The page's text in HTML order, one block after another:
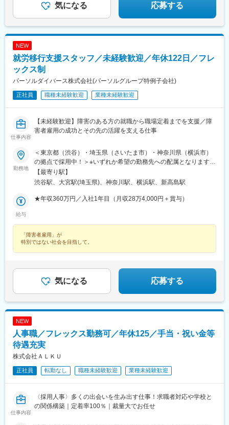
OS：Linux（Rocky）
サーバーサイド言語：PHP
データベース言語：MySQL
フロントエンド言語：Vue.js
変更の範囲：会社の定める業務
気になる 応募する
NEW
就労移行支援スタッフ／未経験歓迎／年休122日／フレ
ックス制
パーソルダイバース株式会社(パーソルグループ特例子会社)
正社員 職種未経験歓迎 業種未経験歓迎
仕事内容
【未経験歓迎】障害のある方の就職から職場定着までを支援／障
害者雇用の成功とその先の活躍を支える仕事
勤務地
＜東京都（渋谷）・埼玉県（さいたま市）・神奈川県（横浜市）
の拠点で採用中！＞※いずれか希望の勤務先への配属となります。
【東京都】■Neuro Dive渋谷■ミラトレさいたま■ミラトレ横浜※受
動喫煙対策：屋内全面禁煙
【最寄り駅】
渋谷駅、大宮駅(埼玉県)、神奈川駅、横浜駅、新高島駅
給与
★年収360万円／入社1年目（月収28万4,000円＋賞与）
「障害者雇用」が
特別ではない社会を目指して。
気になる 応募する
NEW
人事職／フレックス勤務可／年休125／手当・祝い金等
待遇充実
株式会社ＡＬＫＵ
正社員 転勤なし 職種未経験歓迎 業種未経験歓迎
仕事内容
〈採用人事〉多くの出会いを生み出す仕事！求職者対応や学校と
の関係構築｜定着率100％｜裁量大でお任せ